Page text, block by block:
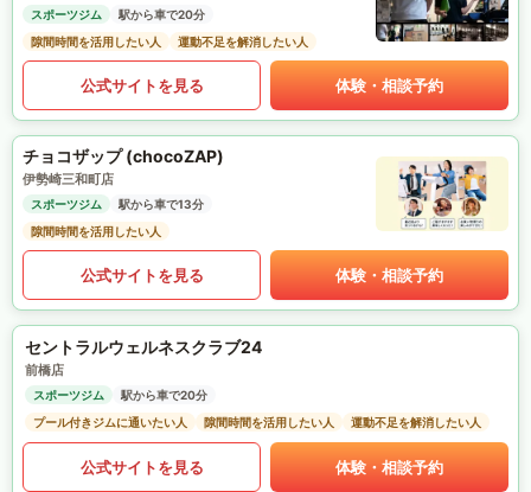
スポーツジム
駅から車で20分
隙間時間を活用したい人
運動不足を解消したい人
公式サイトを見る 体験・相談予約
チョコザップ (chocoZAP)
伊勢崎三和町店
スポーツジム
駅から車で13分
隙間時間を活用したい人
公式サイトを見る 体験・相談予約
セントラルウェルネスクラブ24
前橋店
スポーツジム
駅から車で20分
プール付きジムに通いたい人
隙間時間を活用したい人 運動不足を解消したい人
公式サイトを見る 体験・相談予約